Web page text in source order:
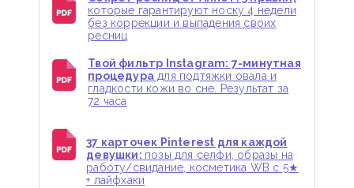
которые гарантируют носку 4 недели
без коррекции и выпадения своих
ресниц
Твой фильтр Instagram: 7-минутная
процедурадля подтяжки овала и
гладкости кожи во сне. Результат за
72 часа
37 карточек Pinterest для каждой
девушки: позы для селфи, образы на
работу/свидание, косметика WB с 5★
+ лайфхаки